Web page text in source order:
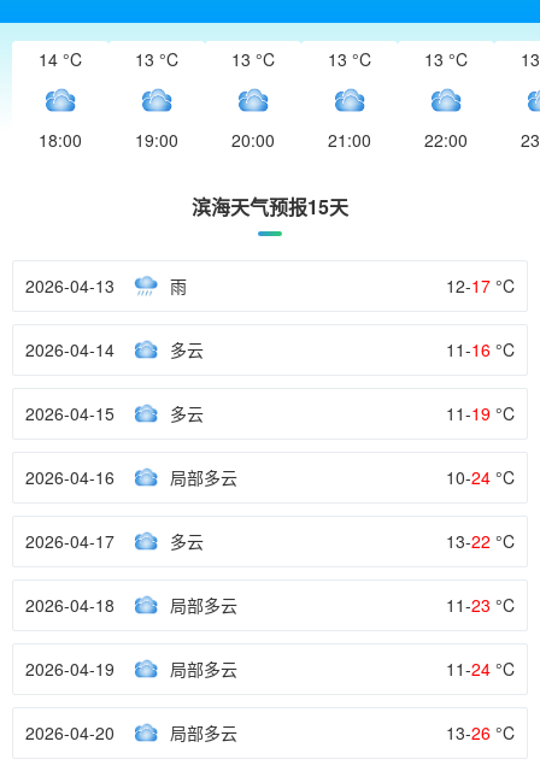
14 °C
18:00
13 °C
19:00
13 °C
20:00
13 °C
21:00
13 °C
22:00
滨海天气预报15天
2026-04-13 雨 12-17 °C
2026-04-14 多云 11-16 °C
2026-04-15 多云 11-19 °C
2026-04-16 局部多云 10-24 °C
2026-04-17 多云 13-22 °C
2026-04-18 局部多云 11-23 °C
2026-04-19 局部多云 11-24 °C
2026-04-20 局部多云 13-26 °C